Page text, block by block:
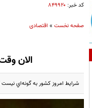
کد خبر: ۸۴۹۹۲۰
صفحه نخست» اقتصادی
الان
شرايط امروز كشور به گونه‌اي